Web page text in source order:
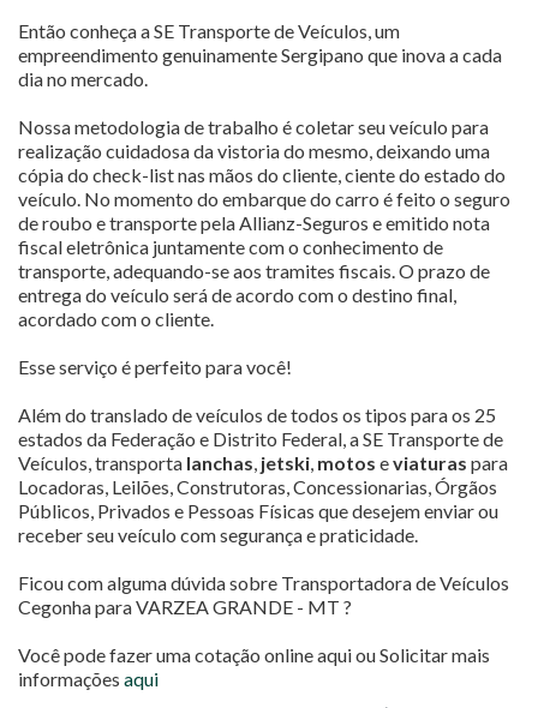
Então conheça a SE Transporte de Veículos, um
empreendimento genuinamente Sergipano que inova a cada
dia no mercado.
Nossa metodologia de trabalho é coletar seu veículo para
realização cuidadosa da vistoria do mesmo, deixando uma
cópia do check-list nas mãos do cliente, ciente do estado do
veículo. No momento do embarque do carro é feito o seguro
de roubo e transporte pela Allianz-Seguros e emitido nota
fiscal eletrônica juntamente com o conhecimento de
transporte, adequando-se aos tramites fiscais. O prazo de
entrega do veículo será de acordo com o destino final,
acordado com o cliente.
Esse serviço é perfeito para você!
Além do translado de veículos de todos os tipos para os 25
estados da Federação e Distrito Federal, a SE Transporte de
Veículos, transporta lanchas, jetski, motos eviaturas para
Locadoras, Leilões, Construtoras, Concessionarias, Órgãos
Públicos, Privados e Pessoas Físicas que desejem enviar ou
receber seu veículo com segurança e praticidade.
Ficou com alguma dúvida sobre Transportadora de Veículos
Cegonha para VARZEA GRANDE - MT ?
Você pode fazer uma cotação online aqui ou Solicitar mais
informações aqui